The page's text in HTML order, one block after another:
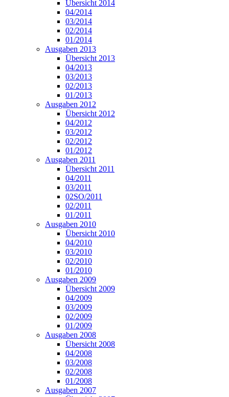
Übersicht 2014
04/2014
03/2014
02/2014
01/2014
Ausgaben 2013
Übersicht 2013
04/2013
03/2013
02/2013
01/2013
Ausgaben 2012
Übersicht 2012
04/2012
03/2012
02/2012
01/2012
Ausgaben 2011
Übersicht 2011
04/2011
03/2011
02SO/2011
02/2011
01/2011
Ausgaben 2010
Übersicht 2010
04/2010
03/2010
02/2010
01/2010
Ausgaben 2009
Übersicht 2009
04/2009
03/2009
02/2009
01/2009
Ausgaben 2008
Übersicht 2008
04/2008
03/2008
02/2008
01/2008
Ausgaben 2007